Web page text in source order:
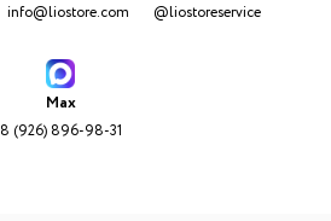
info@liostore.com @liostoreservice
Max
8 (926) 896-98-31